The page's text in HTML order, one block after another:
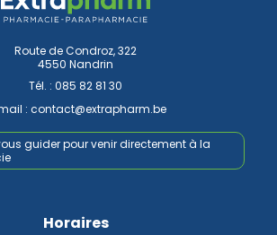
Route de Condroz, 322
4550 Nandrin
Tél. : 085 82 81 30
: contact@extrapharm.be
guider pour venirdirectement à la
Horaires